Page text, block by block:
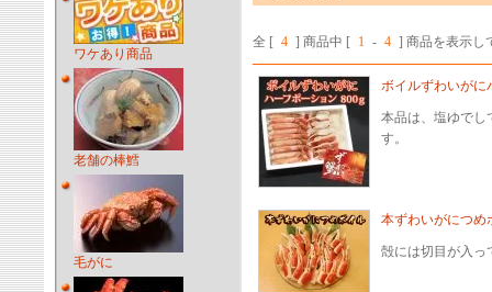
ワケあり商品
老舗の棒鱈
毛がに
全 [ 4 ] 商品中 [ 1 - 4 ] 商品を表示し
ボイルずわいがに
本品は、塩ゆでし
す。
本ずわいがにつ
殻には切目が入っ